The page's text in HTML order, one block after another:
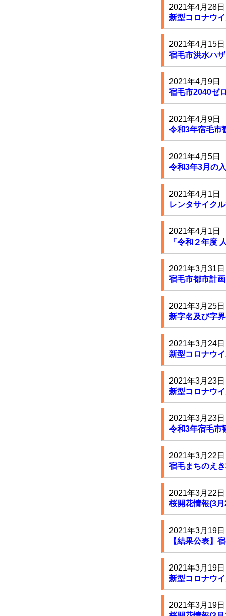
2021年4月28日
新型コロナウ
2021年4月15日
宿毛市洪水ハ
2021年4月9日
宿毛市2040ゼ
2021年4月9日
令和3年宿毛市
2021年4月5日
令和3年3月の
2021年4月1日
レンタサイク
2021年4月1日
「令和２年度
2021年3月31日
宿毛市都市計
2021年3月25日
新字名及び字
2021年3月24日
新型コロナウ
2021年3月23日
新型コロナウ
2021年3月23日
令和3年宿毛市
2021年3月22日
宿毛まちのえ
2021年3月22日
桜開花情報(3
2021年3月19日
【結果公表】
2021年3月19日
新型コロナウ
2021年3月19日